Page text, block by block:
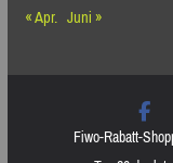
« Apr. Juni »
Fiwo-Rabatt-